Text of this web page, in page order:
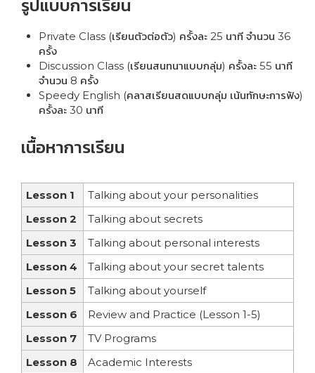
รูปแบบการเรียน
Private Class (เรียนตัวต่อตัว) ครั้งละ 25 นาที จำนวน 36
ครั้ง
Discussion Class (เรียนสนทนาแบบกลุ่ม) ครั้งละ 55 นาที
จำนวน 8 ครั้ง
Speedy English (คลาสเรียนสดแบบกลุ่ม เน้นทักษะการฟัง)
ครั้งละ 30 นาที
เนื้อหาการเรียน
Lesson 1
Talking about your personalities
Lesson 2
Talking about secrets
Lesson 3
Talking about personal interests
Lesson 4
Talking about your secret talents
Lesson 5
Talking about yourself
Lesson 6
Review and Practice (Lesson 1-5)
Lesson 7
TV Programs
Lesson 8
Academic Interests